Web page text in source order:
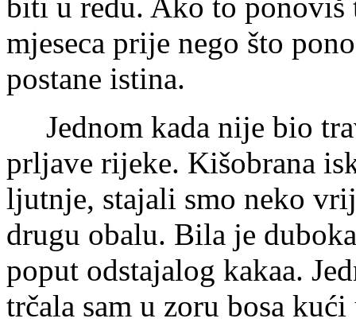
biti u redu. Ako to ponoviš
mjeseca prije nego što
postane istina.
Jednom kada nije bio
prljave rijeke. Kišobrana
ljutnje, stajali smo neko
drugu obalu. Bila je
poput odstajalog kakaa.
trčala sam u zoru bosa